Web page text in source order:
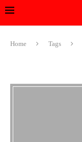
Home Tags